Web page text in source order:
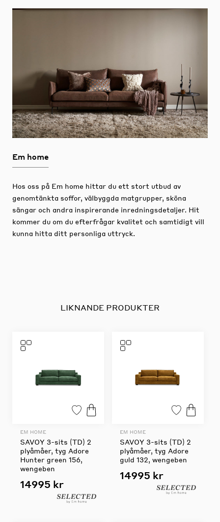
Em home
Hos oss på Em home hittar du ett stort utbud av
genomtänkta soffor, välbyggda matgrupper, sköna
sängar och andra inspirerande inredningsdetaljer. Hit
kommer du om du efterfrågar kvalitet och samtidigt vill
kunna hitta ditt personliga uttryck.
LIKNANDE PRODUKTER
EM HOME
SAVOY 3-sits (TD) 2
plyåmåer, tyg Adore
Hunter green 156,
wengeben
14995 kr
EM HOME
SAVOY 3-sits (TD) 2
plyåmåer, tyg Adore
guld 132, wengeben
14995 kr